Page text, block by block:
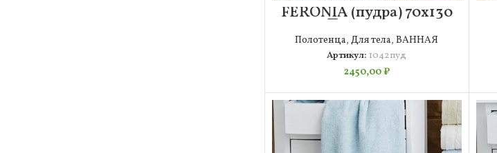
FERONIA (пудра) 70х130
Полотенце
Полотенца,Для тела,ВАННАЯ
Артикул: 1042пуд
2450,00₽